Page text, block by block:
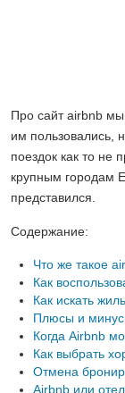
Про сайт airbnb
им пользовались,
поездок как то не
крупным городам
представился.
Содержание:
Что же такое
Как
Как искать
Плюсы и
Когда Airbnb
Как выбрать
Отмена
Airbnb или